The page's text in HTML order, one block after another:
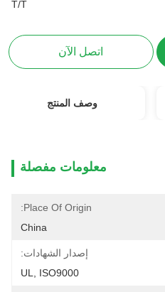
T/T
اتصل الآن
وصف المنتج
معلومات مفصلة
Place Of Origin:
China
إصدار الشهادات:
UL, ISO9000